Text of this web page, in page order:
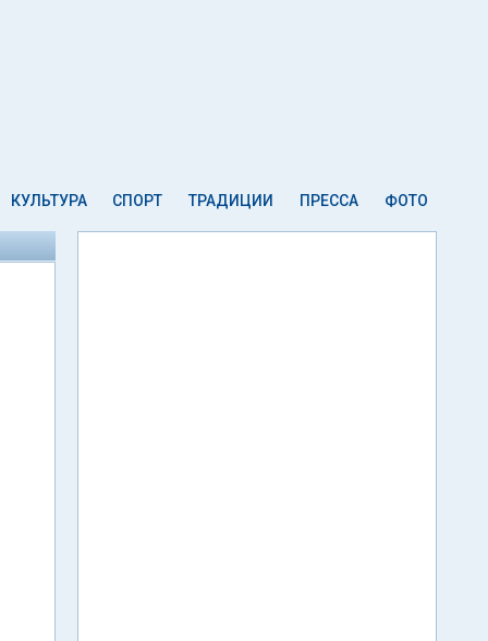
КУЛЬТУРА СПОРТ ТРАДИЦИИ ПРЕССА ФОТО